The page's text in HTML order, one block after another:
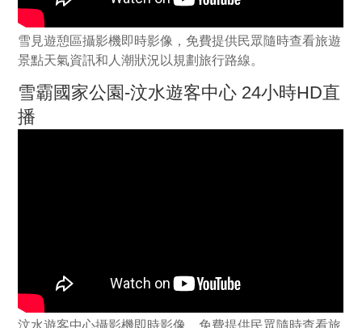
雪見遊憩區攝影機即時影像，免費提供民眾隨時查看旅遊
景點天氣資訊和人潮狀況以規劃旅行路線。
雪霸國家公園-汶水遊客中心 24小時HD直
播